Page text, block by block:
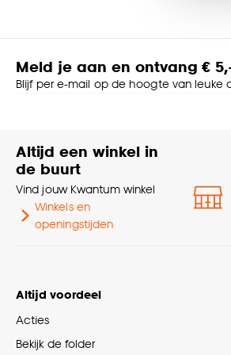
Meld je aan en ontvang €
Blijf per e-mail op de hoogte van leuke
Altijd een winkel in
de buurt
Vind jouw Kwantum winkel
Winkels en
openingstijden
Altijd voordeel
Acties
Bekijk de folder